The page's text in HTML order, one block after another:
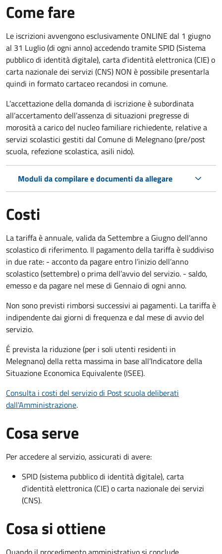
Come fare
Le iscrizioni avvengono esclusivamente ONLINE dal 1 giugno
al 31 Luglio (di ogni anno) accedendo tramite SPID (Sistema
pubblico di identità digitale), carta d’identità elettronica (CIE) o
carta nazionale dei servizi (CNS) NON è possibile presentarla
quindi in formato cartaceo recandosi in comune.
L’accettazione della domanda di iscrizione è subordinata
all’accertamento dell’assenza di situazioni pregresse di
morosità a carico del nucleo familiare richiedente, relative a
servizi scolastici gestiti dal Comune di Melegnano (pre/post
scuola, refezione scolastica, asili nido).
Moduli da compilare e documenti da allegare
Costi
La tariffa è annuale, valida da Settembre a Giugno dell’anno
scolastico di riferimento. Il pagamento della tariffa è suddiviso
in due rate: - acconto da pagare entro l’inizio dell’anno
scolastico (settembre) o prima dell’avvio del servizio. - saldo,
emesso e da pagare nel mese di Gennaio di ogni anno.
Non sono previsti rimborsi successivi ai pagamenti. La tariffa è
indipendente dai giorni di frequenza e dal mese di avvio del
servizio.
É prevista la riduzione (per i soli utenti residenti in
Melegnano) della retta massima in base all’Indicatore della
Situazione Economica Equivalente (ISEE).
Consulta i costi del servizio di Post scuola deliberati
dall'Amministrazione.
Cosa serve
Per accedere al servizio, assicurati di avere:
SPID (sistema pubblico di identità digitale), carta
d’identità elettronica (CIE) o carta nazionale dei servizi
(CNS).
Cosa si ottiene